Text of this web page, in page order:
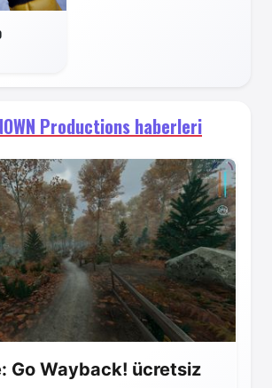
Productions haberleri
Go Wayback! ücretsiz